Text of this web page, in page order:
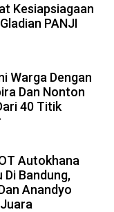
Kesiapsiagaan
PANJI
Warga Dengan
Dan Nonton
40 Titik
Autokhana
Di Bandung,
Anandyo